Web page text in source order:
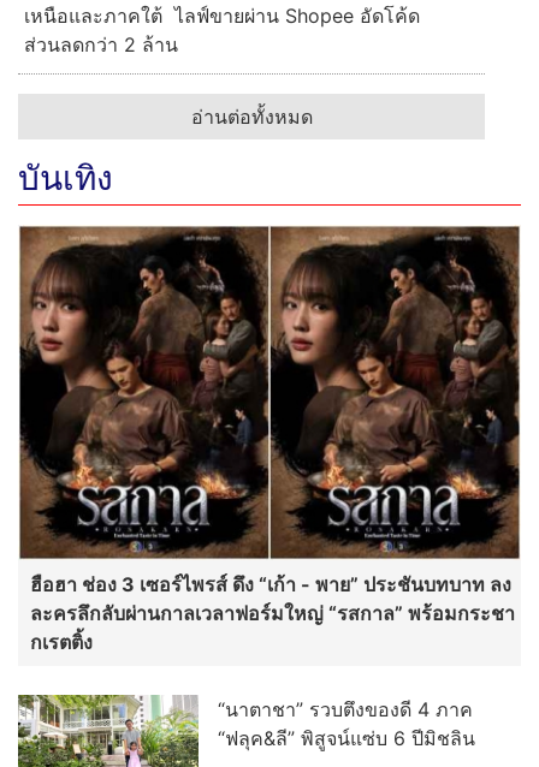
เหนือและภาคใต้ ไลฟ์ขายผ่าน Shopee อัดโค้ด
ส่วนลดกว่า 2 ล้าน
อ่านต่อทั้งหมด
บันเทิง
ฮือฮา ช่อง 3 เซอร์ไพรส์ ดึง “เก้า - พาย” ประชันบทบาท ลง
ละครลึกลับผ่านกาลเวลาฟอร์มใหญ่ “รสกาล” พร้อมกระชา
กเรตติ้ง
“นาตาชา” รวบตึงของดี 4 ภาค
“ฟลุค&ลี” พิสูจน์แซ่บ 6 ปีมิชลิน